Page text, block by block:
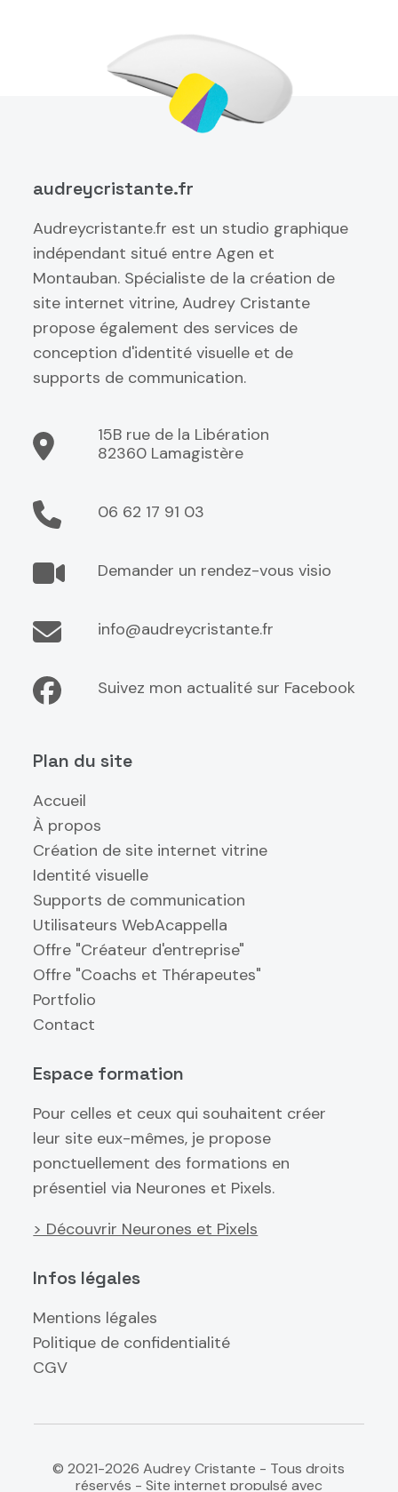
audreycristante.fr
Audreycristante.fr est un studio graphique
indépendant situé entre Agen et
Montauban. Spécialiste de la création de
site internet vitrine, Audrey Cristante
propose également des services de
conception d'identité visuelle et de
supports de communication.
15B rue de la Libération
82360 Lamagistère
06 62 17 91 03
Demander un rendez-vous visio
info@audreycristante.fr
Suivez mon actualité sur Facebook
Plan du site
Accueil
À propos
Création de site internet vitrine
Identité visuelle
Supports de communication
Utilisateurs WebAcappella
Offre "Créateur d'entreprise"
Offre "Coachs et Thérapeutes"
Portfolio
Contact
Espace formation
Pour celles et ceux qui souhaitent créer
leur site eux-mêmes, je propose
ponctuellement des formations en
présentiel via Neurones et Pixels.
> Découvrir Neurones et Pixels
Infos légales
Mentions légales
Politique de confidentialité
CGV
© 2021-2026 Audrey Cristante - Tous droits
réservés - Site internet propulsé avec